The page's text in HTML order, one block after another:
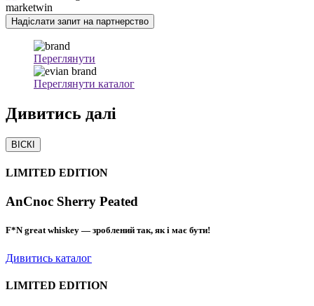
marketwin
Надіслати запит на партнерство
Переглянути
Переглянути каталог
Дивитись далі
ВІСКІ
LIMITED EDITION
AnCnoc Sherry Peated
F*N great whiskey — зроблений так, як і має бути!
Дивитись каталог
LIMITED EDITION